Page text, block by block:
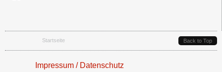
Startseite Back to Top
Impressum / Datenschutz